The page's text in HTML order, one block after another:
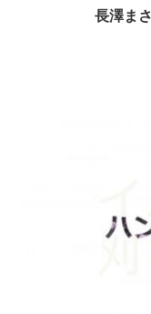
長澤ま